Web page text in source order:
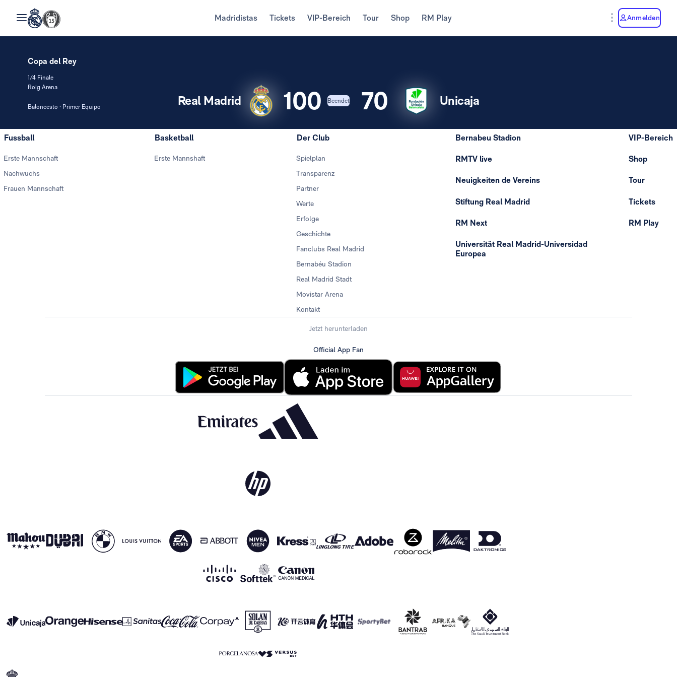
Madridistas Tickets VIP-Bereich Tour Shop RM Play Anmelden
Copa del Rey
1/4 Finale
Roig Arena
Baloncesto · Primer Equipo 100 70
Real Madrid Beendet Unicaja
Fussball
Erste Mannschaft
Nachwuchs
Frauen Mannschaft
Basketball
Erste Mannshaft
Der Club
Spielplan
Transparenz
Partner
Werte
Erfolge
Geschichte
Fanclubs Real Madrid
Bernabéu Stadion
Real Madrid Stadt
Movistar Arena
Kontakt
Bernabeu Stadion
RMTV live
Neuigkeiten de Vereins
Stiftung Real Madrid
RM Next
Universität Real Madrid-Universidad
Europea
VIP-Bereich
Shop
Tour
Tickets
RM Play
Jetzt herunterladen
Official App Fan